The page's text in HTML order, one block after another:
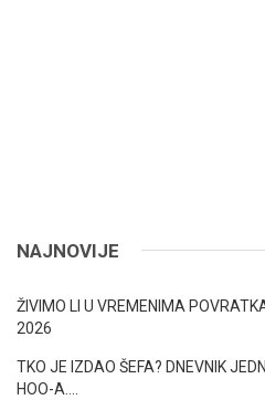
NAJNOVIJE
ŽIVIMO LI U VREMENIMA
2026
TKO JE IZDAO ŠEFA? DNEVNIK
HOO-A….